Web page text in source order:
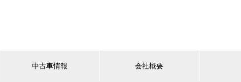
中古車情報 会社概要